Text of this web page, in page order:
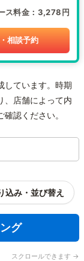
ス料金 3,278円
相談予約
しています。時期
、店舗によって内
認ください。
込み・並び替え
グ
スクロールできます →